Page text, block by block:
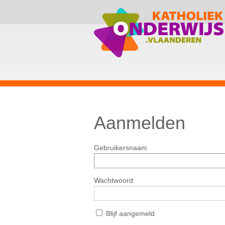
Aanmelden
Gebruikersnaam
Wachtwoord
Blijf aangemeld